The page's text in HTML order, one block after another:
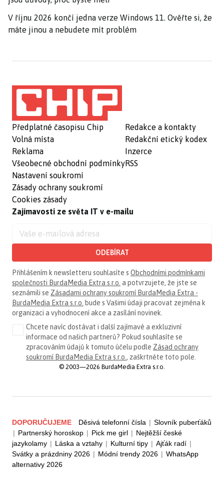
V říjnu 2026 končí jedna verze Windows 11. Ověřte si, že
máte jinou a nebudete mít problém
Předplatné časopisu Chip
Volná místa
Reklama
Všeobecné obchodní podmínky
Nastavení soukromí
Zásady ochrany soukromí
Cookies zásady
Redakce a kontakty
Redakční etický kodex
Inzerce
RSS
Zajímavosti ze světa IT v e-mailu
ODEBÍRAT
Přihlášením k newsletteru souhlasíte s Obchodními podmínkami
společnosti BurdaMedia Extra s.r.o. a potvrzujete, že jste se
seznámili se Zásadami ochrany soukromí BurdaMedia Extra -
BurdaMedia Extra s.r.o. bude s Vašimi údaji pracovat zejména k
organizaci a vyhodnocení akce a zasílání novinek.
Chcete navíc dostávat i další zajímavé a exkluzivní
informace od našich partnerů? Pokud souhlasíte se
zpracováním údajů k tomuto účelu podle Zásad ochrany
soukromí BurdaMedia Extra s.r.o. , zaškrtněte toto pole.
© 2003—2026 BurdaMedia Extra s.r.o.
DOPORUČUJEME Děsivá telefonní čísla | Slovník puberťáků
| Partnerský horoskop | Pick me girl | Nejtěžší české
jazykolamy | Láska a vztahy | Kulturní tipy | Ajťák radí |
Svátky a prázdniny 2026 | Módní trendy 2026 | WhatsApp
alternativy 2026